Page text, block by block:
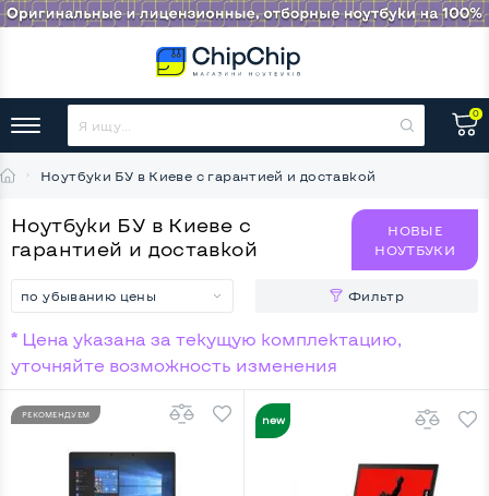
0
Ноутбуки БУ в Киеве с гарантией и доставкой
Ноутбуки БУ в Киеве с
гарантией и доставкой
НОВЫЕ
НОУТБУКИ
по убыванию цены Фильтр
* Цена указана за текущую комплектацию,
уточняйте возможность изменения
РЕКОМЕНДУЕМ